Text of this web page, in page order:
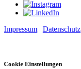
Impressum | Datenschutz
Cookie Einstellungen